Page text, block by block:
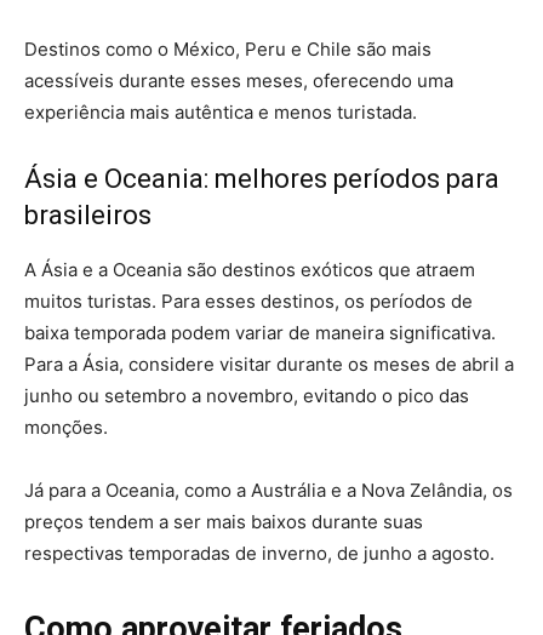
Destinos como o México, Peru e Chile são mais
acessíveis durante esses meses, oferecendo uma
experiência mais autêntica e menos turistada.
Ásia e Oceania: melhores períodos para
brasileiros
A Ásia e a Oceania são destinos exóticos que atraem
muitos turistas. Para esses destinos, os períodos de
baixa temporada podem variar de maneira significativa.
Para a Ásia, considere visitar durante os meses de abril a
junho ou setembro a novembro, evitando o pico das
monções.
Já para a Oceania, como a Austrália e a Nova Zelândia, os
preços tendem a ser mais baixos durante suas
respectivas temporadas de inverno, de junho a agosto.